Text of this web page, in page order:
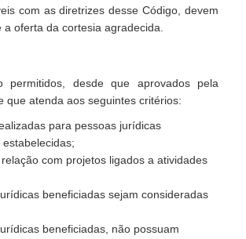
com as diretrizes desse Código, devem
oferta da cortesia agradecida.
permitidos, desde que aprovados pela
que atenda aos seguintes critérios:
para pessoas jurídicas
com projetos ligados a atividades
beneficiadas sejam consideradas
beneficiadas, não possuam